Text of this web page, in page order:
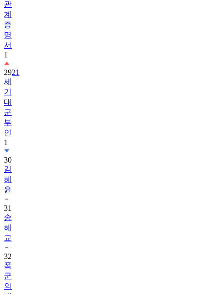
관
계
증
명
서
1
2921
세
기
대
군
부
인
1
30
김
혜
윤
31
송
혜
교
32
폭
군
의